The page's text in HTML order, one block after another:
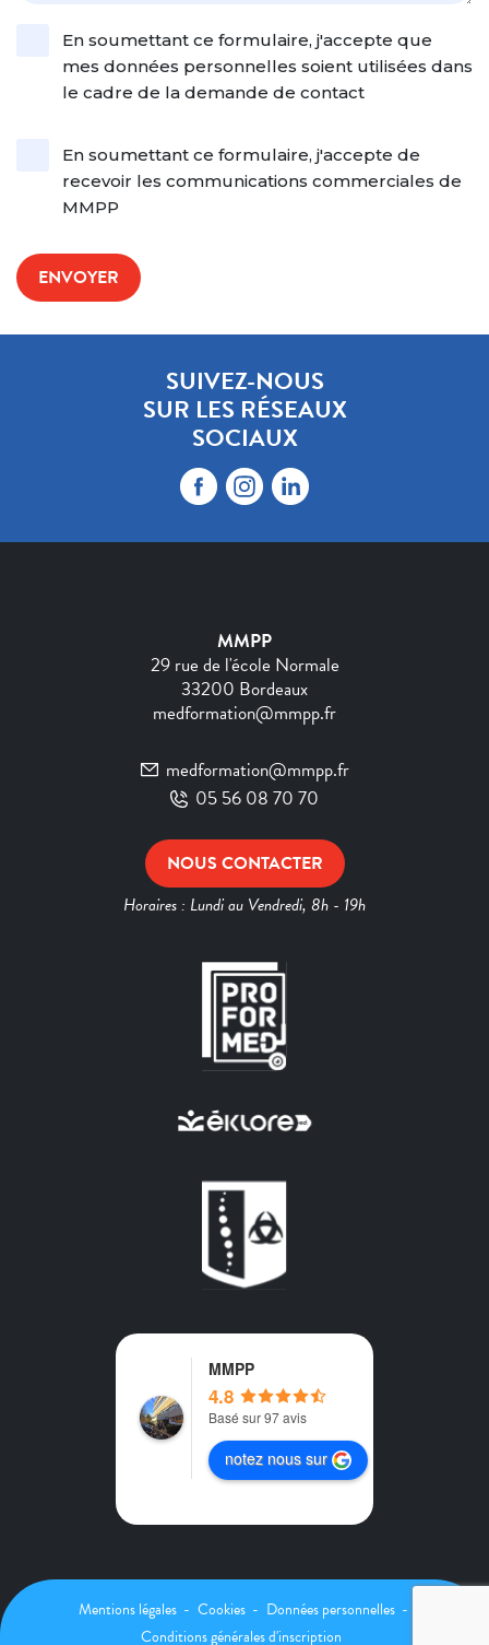
MMPP ANTILLES
En soumettant ce formulaire, j'accepte que
mes données personnelles soient utilisées dans
le cadre de la demande de contact
En soumettant ce formulaire, j'accepte de
recevoir les communications commerciales de
MMPP
SUIVEZ-NOUS
SUR LES RÉSEAUX
SOCIAUX
MMPP
29 rue de l'école Normale
33200 Bordeaux
medformation@mmpp.fr
medformation@mmpp.fr
05 56 08 70 70
NOUS CONTACTER
Horaires : Lundi au Vendredi, 8h - 19h
MMPP
4.8
Basé sur 97 avis
notez nous sur
Mentions légales Cookies
Données personnelles
Conditions générales d'inscription